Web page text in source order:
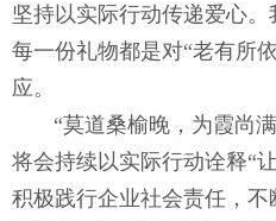
坚持以实际行动传递爱心。
每一份礼物都是对“老有所
应。
“莫道桑榆晚，为霞尚满
将会持续以实际行动诠释“
积极践行企业社会责任，